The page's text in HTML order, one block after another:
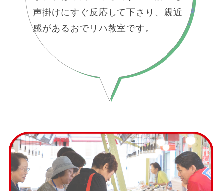
声掛けにすぐ反応して下さり、親近
感があるおでリハ教室です。